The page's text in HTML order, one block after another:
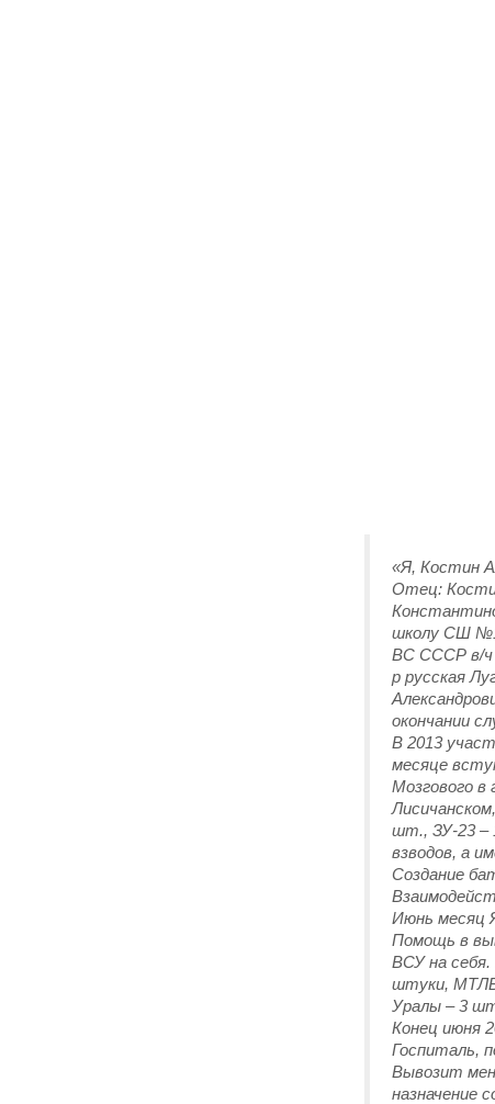
«Я, Костин
Отец:
школу СШ
ВС СССР в/ч
р русская
окончании
В 2013
месяце
Мозгового в
шт., ЗУ-23 –
взводов, а
Создание
Июнь месяц
Помощь в
ВСУ на
штуки,
Уралы – 3
Конец июня
Госпиталь,
Вывозит
назначение